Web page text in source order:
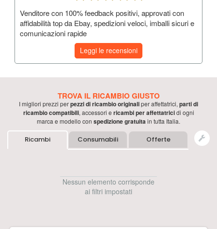
Venditore con 100% feedback positivi, approvati con
affidabilità top da Ebay, spedizioni veloci, imballi sicuri e
comunicazioni rapide
Leggi le recensioni
TROVA IL RICAMBIO GIUSTO
I migliori prezzi perpezzi di ricambio originaliperaffettatrici, parti di
ricambio compatibili, accessori e ricambi peraffettatricidi ogni
marca e modello con spedizione gratuitain tutta Italia.
Ricambi Consumabili Offerte
Nessun elemento corrisponde
ai filtri impostati